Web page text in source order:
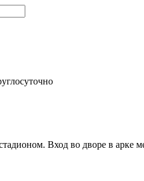
Вход во дворе в арке